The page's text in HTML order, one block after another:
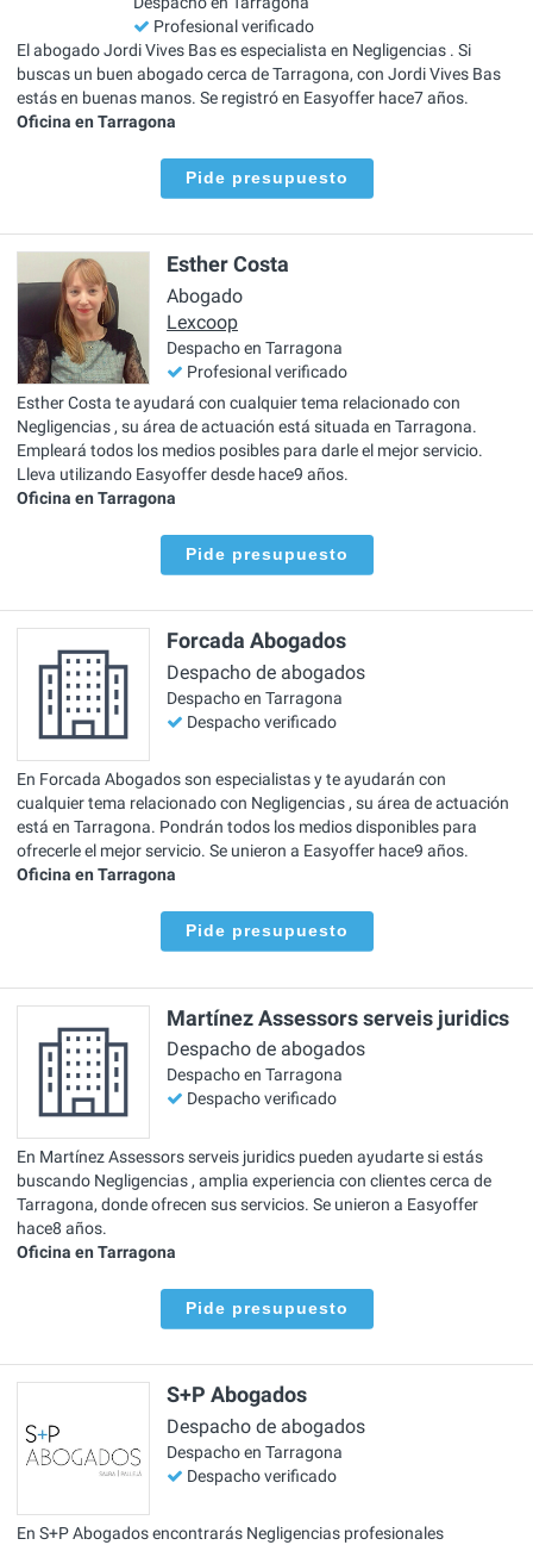
Profesional verificado
El abogado Jordi Vives Bas es especialista en Negligencias . Si
buscas un buen abogado cerca de Tarragona, con Jordi Vives Bas
estás en buenas manos. Se registró en Easyoffer hace7 años.
Oficina en Tarragona
Pide presupuesto
Esther Costa
Abogado
Lexcoop
Despacho en Tarragona
Profesional verificado
Esther Costa te ayudará con cualquier tema relacionado con
Negligencias , su área de actuación está situada en Tarragona.
Empleará todos los medios posibles para darle el mejor servicio.
Lleva utilizando Easyoffer desde hace9 años.
Oficina en Tarragona
Pide presupuesto
Forcada Abogados
Despacho de abogados
Despacho en Tarragona
Despacho verificado
En Forcada Abogados son especialistas y te ayudarán con
cualquier tema relacionado con Negligencias , su área de actuación
está en Tarragona. Pondrán todos los medios disponibles para
ofrecerle el mejor servicio. Se unieron a Easyoffer hace9 años.
Oficina en Tarragona
Pide presupuesto
Martínez Assessors serveis juridics
Despacho de abogados
Despacho en Tarragona
Despacho verificado
En Martínez Assessors serveis juridics pueden ayudarte si estás
buscando Negligencias , amplia experiencia con clientes cerca de
Tarragona, donde ofrecen sus servicios. Se unieron a Easyoffer
hace8 años.
Oficina en Tarragona
Pide presupuesto
S+P Abogados
Despacho de abogados
Despacho en Tarragona
Despacho verificado
En S+P Abogados encontrarás Negligencias profesionales